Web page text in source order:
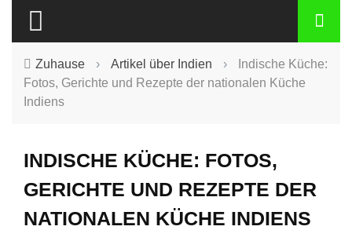
Zuhause › Artikel über Indien ›
Indische Küche:
Fotos, Gerichte und Rezepte der nationalen Küche
Indiens
INDISCHE KÜCHE: FOTOS,
GERICHTE UND REZEPTE DER
NATIONALEN KÜCHE INDIENS